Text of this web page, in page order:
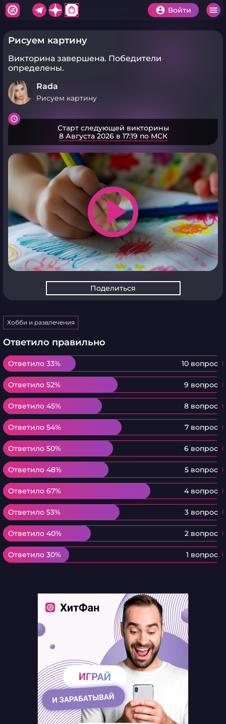
shopping_bag Войти
Рисуем картину
Викторина завершена. Победители
определены.
Rada
Рисуем картину
Старт следующей викторины
8 Августа 2026 в 17:19 по МСК
play_arrow
Поделиться
Хобби и развлечения
Ответило правильно
Ответило 33% 10 вопрос
Ответило 33%
Ответило 52% 9 вопрос
Ответило 52%
Ответило 45% 8 вопрос
Ответило 45%
Ответило 54% 7 вопрос
Ответило 54%
Ответило 50% 6 вопрос
Ответило 50%
Ответило 48% 5 вопрос
Ответило 48%
Ответило 67% 4 вопрос
Ответило 67%
Ответило 53% 3 вопрос
Ответило 53%
Ответило 40% 2 вопрос
Ответило 40%
Ответило 30% 1 вопрос
Ответило 30%